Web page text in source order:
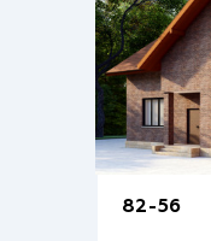
82-56